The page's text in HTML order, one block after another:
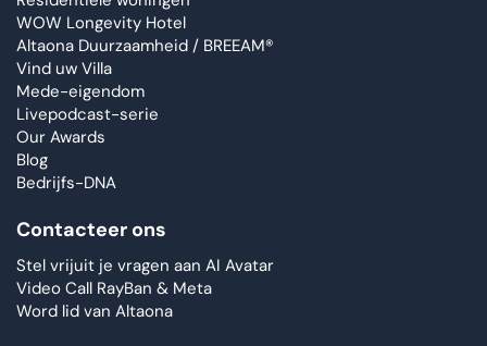
WOW Longevity Hotel
Altaona Duurzaamheid / BREEAM®
Vind uw Villa
Mede-eigendom
Livepodcast-serie
Our Awards
Blog
Bedrijfs-DNA
Contacteer ons
Stel vrijuit je vragen aan AI Avatar
Video Call RayBan & Meta
Word lid van Altaona